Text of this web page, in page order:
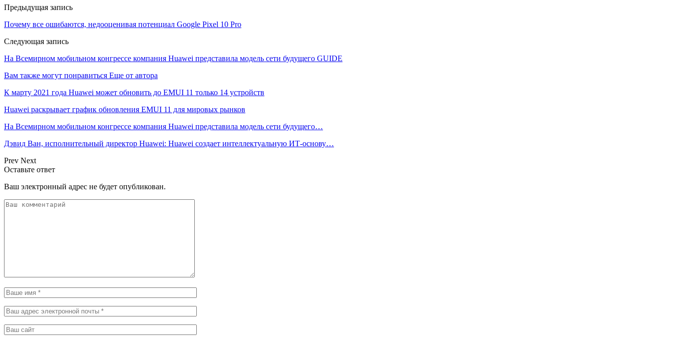
Предыдущая запись
Почему все ошибаются, недооценивая потенциал Google Pixel 10 Pro
Следующая запись
На Всемирном мобильном конгрессе компания Huawei представила модель сети будущего GUIDE
Вам также могут понравиться Еще от автора
К марту 2021 года Huawei может обновить до EMUI 11 только 14 устройств
Huawei раскрывает график обновления EMUI 11 для мировых рынков
На Всемирном мобильном конгрессе компания Huawei представила модель сети будущего…
Дэвид Ван, исполнительный директор Huawei: Huawei создает интеллектуальную ИТ-основу…
Prev Next
Оставьте ответ
Ваш электронный адрес не будет опубликован.